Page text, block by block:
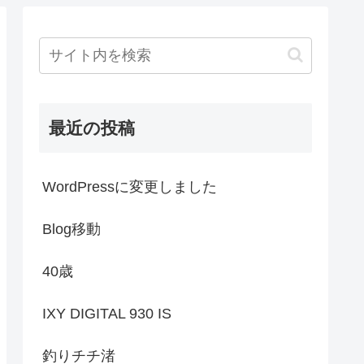
最近の投稿
WordPressに変更しました
Blog移動
40歳
IXY DIGITAL 930 IS
釣りチチ渚